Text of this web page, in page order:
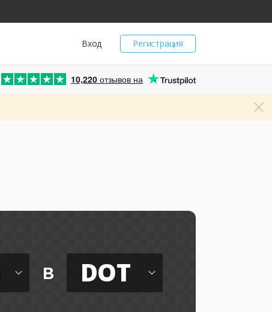
Регистрация
Вход
10,220 отзывов на
в DOT